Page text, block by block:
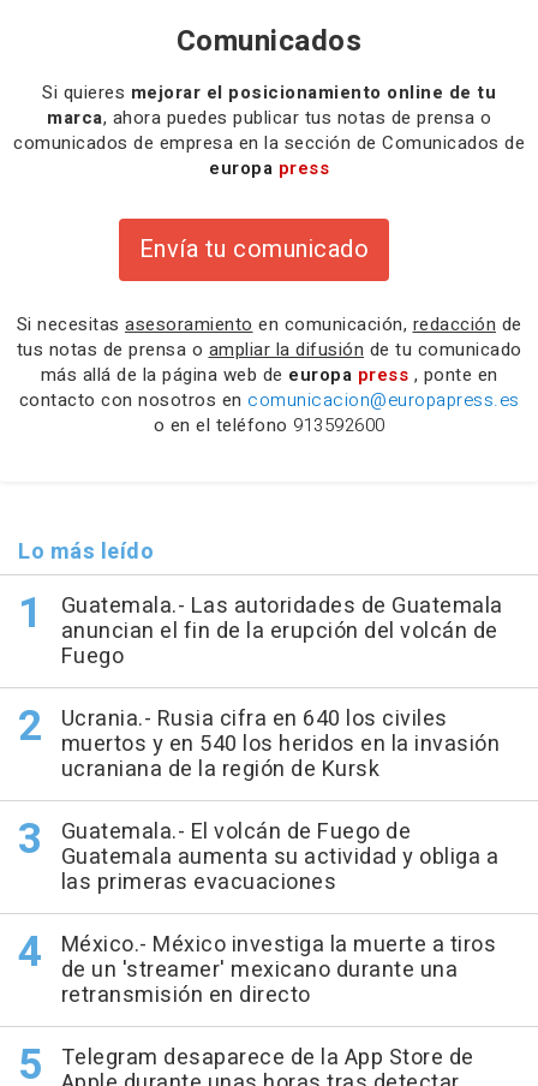
Comunicados
Si quieres mejorar el posicionamiento online de tu
marca, ahora puedes publicar tus notas de prensa o
comunicados de empresa en la sección de Comunicados de
europa press
Envía tu comunicado
Si necesitas asesoramiento en comunicación, redacción de
tus notas de prensa o ampliar la difusión de tu comunicado
más allá de la página web de europa press , ponte en
contacto con nosotros en comunicacion@europapress.es
o en el teléfono 913592600
Lo más leído
Guatemala.- Las autoridades de Guatemala
anuncian el fin de la erupción del volcán de
Fuego
Ucrania.- Rusia cifra en 640 los civiles
muertos y en 540 los heridos en la invasión
ucraniana de la región de Kursk
Guatemala.- El volcán de Fuego de
Guatemala aumenta su actividad y obliga a
las primeras evacuaciones
México.- México investiga la muerte a tiros
de un 'streamer' mexicano durante una
retransmisión en directo
Telegram desaparece de la App Store de